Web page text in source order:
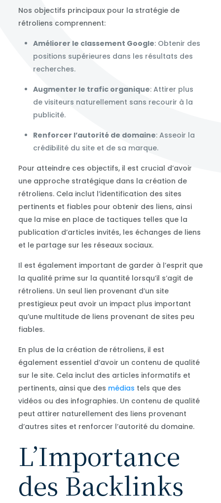
Nos objectifs principaux pour la stratégie de
rétroliens comprennent:
Améliorer le classement Google: Obtenir des
positions supérieures dans les résultats des
recherches.
Augmenter le trafic organique: Attirer plus
de visiteurs naturellement sans recourir à la
publicité.
Renforcer l’autorité de domaine: Asseoir la
crédibilité du site et de sa marque.
Pour atteindre ces objectifs, il est crucial d’avoir
une approche stratégique dans la création de
rétroliens. Cela inclut l’identification des sites
pertinents et fiables pour obtenir des liens, ainsi
que la mise en place de tactiques telles que la
publication d’articles invités, les échanges de liens
et le partage sur les réseaux sociaux.
Il est également important de garder à l’esprit que
la qualité prime sur la quantité lorsqu’il s’agit de
rétroliens. Un seul lien provenant d’un site
prestigieux peut avoir un impact plus important
qu’une multitude de liens provenant de sites peu
fiables.
En plus de la création de rétroliens, il est
également essentiel d’avoir un contenu de qualité
sur le site. Cela inclut des articles informatifs et
pertinents, ainsi que des médias tels que des
vidéos ou des infographies. Un contenu de qualité
peut attirer naturellement des liens provenant
d’autres sites et renforcer l’autorité du domaine.
L’Importance
des Backlinks